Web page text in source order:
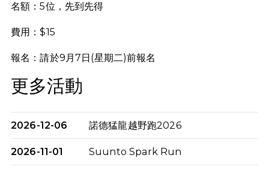
名額：5位，先到先得
費用：$15
報名：請於9月7日(星期二)前報名
更多活動
2026-12-06 諾德猛龍越野跑2026
2026-11-01 Suunto Spark Run